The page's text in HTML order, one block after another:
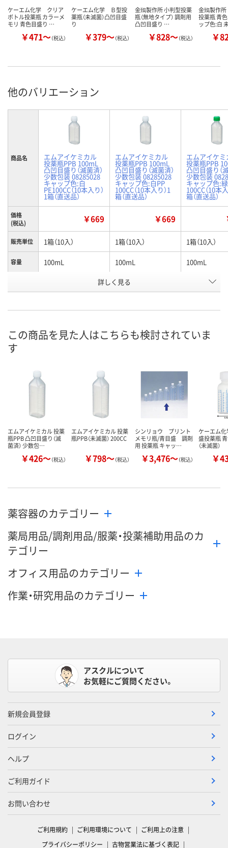
ケーエム化学 クリア
ボトル投薬瓶 カラーメ
モリ 青色目盛り …
￥471～（税込）
ケーエム化学 Ｂ型投
薬瓶（未滅菌）凸凹目盛
り
￥379～（税込）
金鵄製作所 小判型投薬
瓶（無地タイプ） 調剤用
凸凹目盛り …
￥828～（税込）
金鵄製作
投薬瓶 青
ップ色:白
￥
他のバリエーション
商品名 エムアイケミカル
投薬瓶PPB 100mL
凸凹目盛り（滅菌済）
少数包装 08285028
キャップ色:白
PE100CC（10本入り）
1箱（直送品）
エムアイケミカル
投薬瓶PPB 100mL
凸凹目盛り（滅菌済）
少数包装 08285028
キャップ色:白PP
100CC（10本入り）1
箱（直送品）
エムアイケミ
投薬瓶PPB
凸凹目盛り（
少数包装
キャップ色:緑
100CC（10本
箱（直送品）
価格
(税込)
￥669 ￥669
販売単位 1箱（10入） 1箱（10入） 1箱（10入）
容量 100mL 100mL 100mL
キャップ:白PE（基本
色）
キャップ:白PP キャップ:緑
お申込番
在庫 直送品 直送品 直送品
メーカー都合により
販売停止中です
メーカー都合により
メーカー都合
販売停止中
詳しく見る
この商品を見た人はこちらも検討されていま
す
エムアイケミカル 投薬
瓶PPB 凸凹目盛り（滅
菌済） 少数包…
￥426～（税込）
エムアイケミカル 投薬
瓶PPB（未滅菌） 200CC
￥798～（税込）
シンリョウ プリント
メモリ瓶/青目盛 調剤
用 投薬瓶 キャッ…
￥3,476～（税込）
ケーエム
盛投薬瓶
（未滅菌）
￥
薬容器のカテゴリー
薬局用品/調剤用品/服薬・投薬補助用品のカ
テゴリー
オフィス用品のカテゴリー
作業・研究用品のカテゴリー
アスクルについて
お気軽にご質問ください。
新規会員登録
ログイン
ヘルプ
ご利用ガイド
お問い合わせ
ご利用規約 ご利用環境について
ご利用上の注意
プライバシーポリシー
古物営業法に基づく表記